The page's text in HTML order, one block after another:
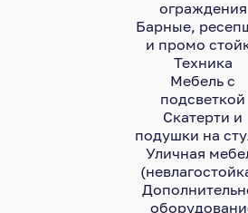
ограждения
Барные,
и промо
Техника
Мебель с
подсветкой
Скатерти и
подушки на
Уличная